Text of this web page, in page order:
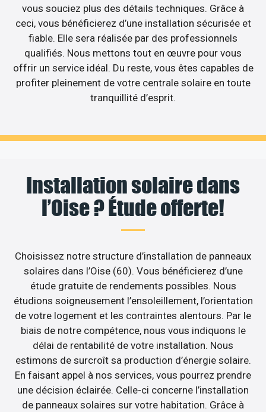
vous souciez plus des détails techniques. Grâce à
ceci, vous bénéficierez d’une installation sécurisée et
fiable. Elle sera réalisée par des professionnels
qualifiés. Nous mettons tout en œuvre pour vous
offrir un service idéal. Du reste, vous êtes capables de
profiter pleinement de votre centrale solaire en toute
tranquillité d’esprit.
Installation solaire dans
l’Oise ? Étude offerte!
Choisissez notre structure d’installation de panneaux
solaires dans l’Oise (60). Vous bénéficierez d’une
étude gratuite de rendements possibles. Nous
étudions soigneusement l’ensoleillement, l’orientation
de votre logement et les contraintes alentours. Par le
biais de notre compétence, nous vous indiquons le
délai de rentabilité de votre installation. Nous
estimons de surcroît sa production d’énergie solaire.
En faisant appel à nos services, vous pourrez prendre
une décision éclairée. Celle-ci concerne l’installation
de panneaux solaires sur votre habitation. Grâce à